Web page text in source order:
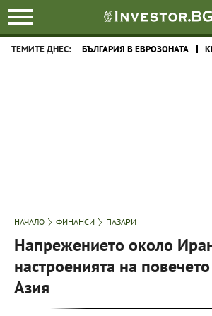
ТЕМИТЕ ДНЕС: БЪЛГАРИЯ В ЕВРОЗОНАТА
НАЧАЛО ФИНАНСИ ПАЗАРИ
Напрежението около
настроенията на
Азия